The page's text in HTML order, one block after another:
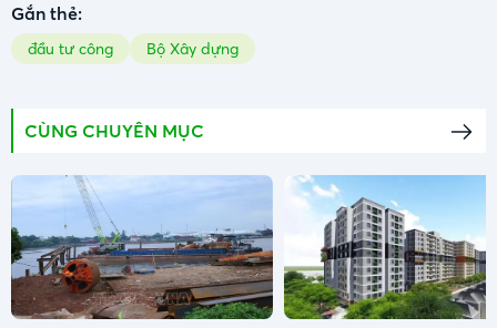
Gắn thẻ:
đầu tư công Bộ Xây dựng
CÙNG CHUYÊN MỤC